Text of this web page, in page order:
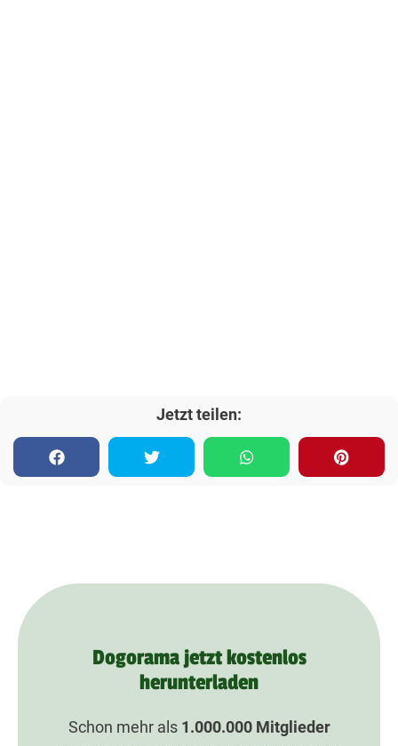
Jetzt teilen:
Dogorama jetzt kostenlos
herunterladen
Schon mehr als 1.000.000Mitglieder